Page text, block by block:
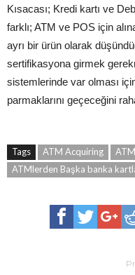
Kısacası; Kredi kartı ve
farklı; ATM ve POS için
ayrı bir ürün olarak
sertifikasyona girmek
sistemlerinde var olması
parmaklarını geçeceğini
Tags ATM Acquiring
ATMlerden Başka banka